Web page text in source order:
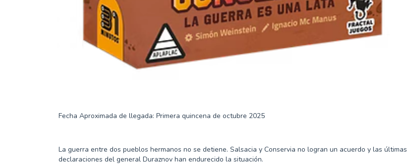
Fecha Aproximada de llegada: Primera quincena de octubre 2025
La guerra entre dos pueblos hermanos no se detiene. Salsacia y Conservia no logran un acuerdo y las últimas
declaraciones del general Duraznov han endurecido la situación.